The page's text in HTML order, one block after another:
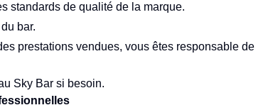
standards de qualité de la marque.
bar.
prestations vendues, vous êtes responsable de
Sky Bar si besoin.